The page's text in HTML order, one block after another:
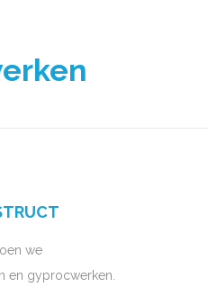
we
en gyprocwerken.